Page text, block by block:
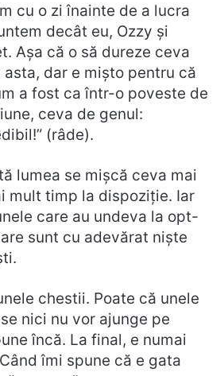
cu o zi înainte de a lucra
decât eu, Ozzy și
Așa că o să dureze ceva
dar e mișto pentru că
a fost ca într-o poveste de
ceva de genul:
(râde).
lumea se mișcă ceva mai
mult timp la dispoziție. Iar
care au undeva la opt-
sunt cu adevărat niște
chestii. Poate că unele
nici nu vor ajunge pe
încă. La final, e numai
îmi spune că e gata